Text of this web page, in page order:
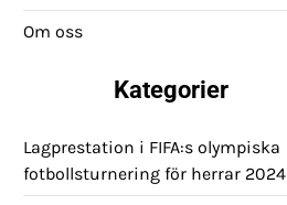
Om oss
Kategorier
Lagprestation i FIFA:s olympiska
fotbollsturnering för herrar 2024